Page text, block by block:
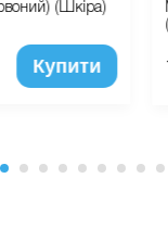
(Шкіра)
Купити